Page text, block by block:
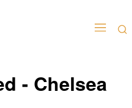
- Chelsea